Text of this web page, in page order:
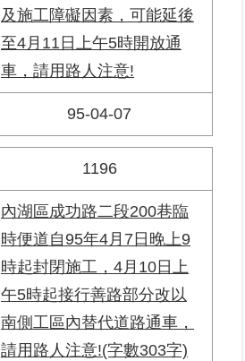
及施工障礙因素，可能延後
至4月11日上午5時開放通
車，請用路人注意!
95-04-07
1196
內湖區成功路二段200巷臨
時便道自95年4月7日晚上9
時起封閉施工，4月10日上
午5時起接行善路部分改以
南側工區內替代道路通車，
請用路人注意!(字數303字)